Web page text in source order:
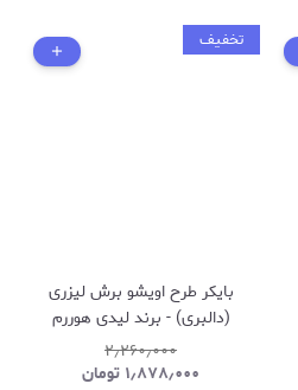
تخفیف
بایکر طرح اویشو برش لیزری
(دالبری) - برند لیدی هوررم
ترکیه 2587-مشکی۲٫۲۶۰٫۰۰۰
۱٫۸۷۸٫۰۰۰ تومان